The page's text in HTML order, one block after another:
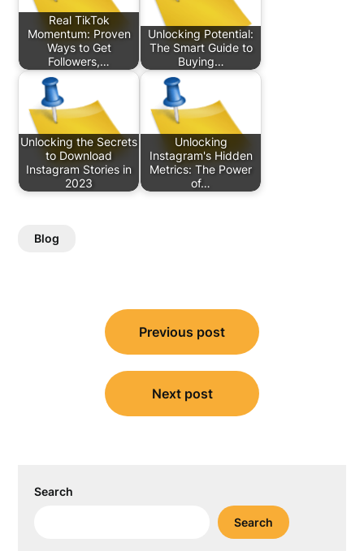
Real TikTok
Momentum: Proven
Ways to Get
Followers,…
Unlocking Potential:
The Smart Guide to
Buying…
Unlocking the Secrets
to Download
Instagram Stories in
2023
Unlocking
Instagram's Hidden
Metrics: The Power
of…
Blog
navigation
Previous post
Next post
Search
Search